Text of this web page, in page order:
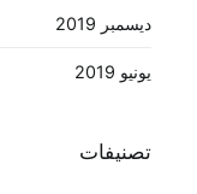
ديسمبر 2019
يونيو 2019
تصنيفات